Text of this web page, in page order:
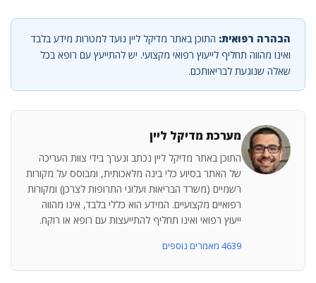
הבהרה רפואית: התוכן באתר מדיקל ליין נועד למטרות מידע בלבד
ואינו מהווה תחליף לייעוץ רפואי מקצועי. יש להתייעץ עם רופא בכל
שאלה שנוגעת לבריאותכם.
מערכת מדיקל ליין
התוכן באתר מדיקל ליין נכתב ונערך בידי צוות העריכה
של האתר בסיוע כלי בינה מלאכותית, ומבוסס על מקורות
רשמיים (משרד הבריאות ועלוני התרופות לצרכן) ומקורות
רפואיים מקצועיים. המידע הוא כללי בלבד, אינו מהווה
ייעוץ רפואי ואינו תחליף להתייעצות עם רופא או רוקח.
4639 מאמרים נוספים